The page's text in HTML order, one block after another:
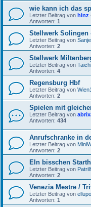
wie kann ich das
Letzter Beitrag von hinz
Antworten: 1
Stellwerk Solingen
Letzter Beitrag von
Antworten: 2
Stellwerk
Letzter Beitrag von Taichi
Antworten: 4
Regensburg Hbf
Letzter Beitrag von
Antworten: 2
Spielen mit
Letzter Beitrag von
Antworten: 434
Anrufschranke in
Letzter Beitrag von
Antworten: 2
EIn bisschen
Letzter Beitrag von
Antworten: 2
Venezia Mestre /
Letzter Beitrag von ellupo
Antworten: 1